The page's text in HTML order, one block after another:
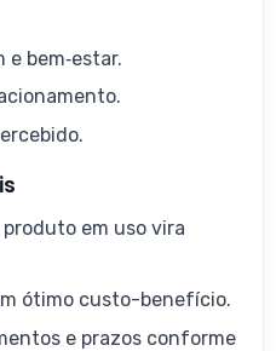
bem‑estar.
produto em uso vira
ótimo custo-benefício.
e prazos conforme